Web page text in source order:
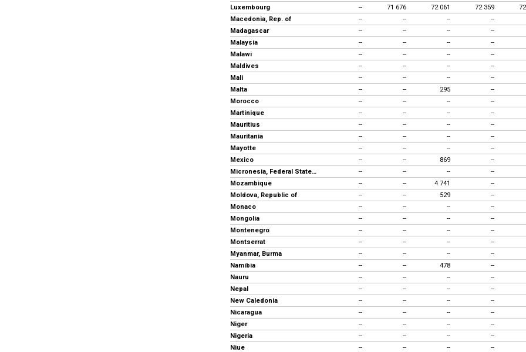
Luxembourg
-- 71 676 72 061 72 359
Macedonia, Rep. of
-- -- -- --
Madagascar
-- -- -- --
Malaysia
-- -- -- --
Malawi
-- -- -- --
Maldives
-- -- -- --
Mali
-- -- -- --
Malta
-- -- 295 --
Morocco
-- -- -- --
Martinique
-- -- -- --
Mauritius
-- -- -- --
Mauritania
-- -- -- --
Mayotte
-- -- -- --
Mexico
-- -- 869 --
Micronesia, Federal States of
-- -- -- --
Mozambique
-- -- 4 741 --
Moldova, Republic of
-- -- 529 --
Monaco
-- -- -- --
Mongolia
-- -- -- --
Montenegro
-- -- -- --
Montserrat
-- -- -- --
Myanmar, Burma
-- -- -- --
Namibia
-- -- 478 --
Nauru
-- -- -- --
Nepal
-- -- -- --
New Caledonia
-- -- -- --
Nicaragua
-- -- -- --
Niger
-- -- -- --
Nigeria
-- -- -- --
Niue
-- -- -- --